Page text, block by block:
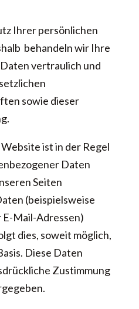
Ihrer persönlichen
behandeln wir Ihre
vertraulich und
sowie dieser
ist in der Regel
Daten
Seiten
(beispielsweise
Mail-Adressen)
dies, soweit möglich,
Diese Daten
Zustimmung